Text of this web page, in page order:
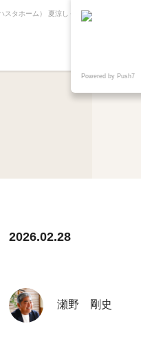
タホーム） 夏涼しく冬暖かい高断熱・
2026.02.28
瀬野 剛史
Powered by Push7